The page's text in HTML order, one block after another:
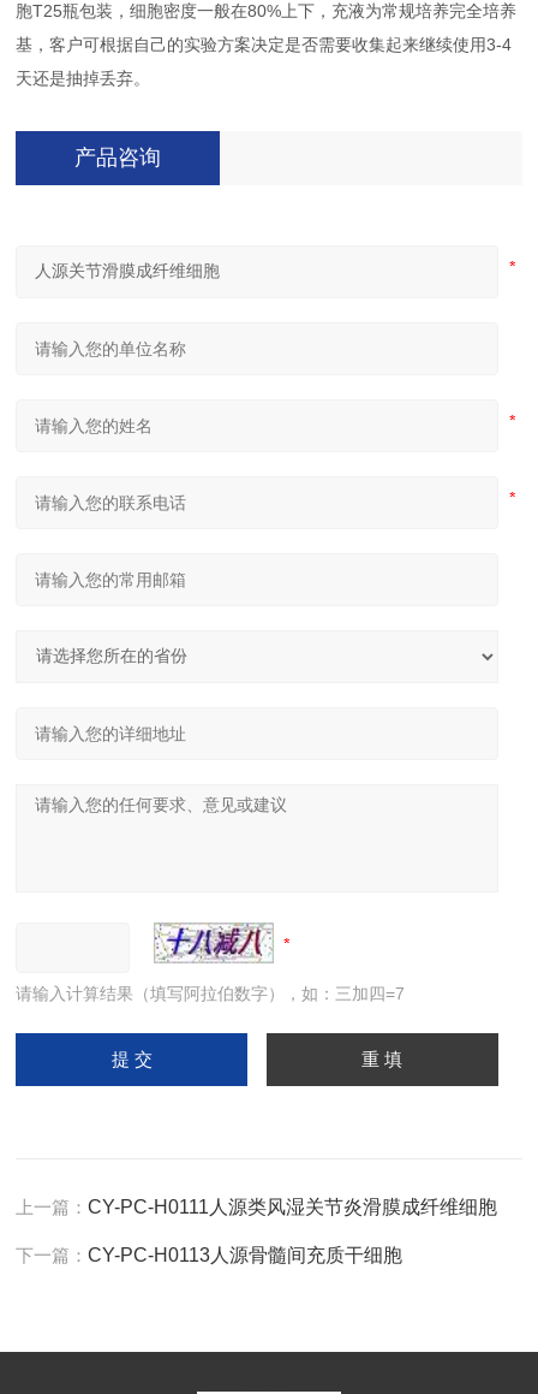
胞T25瓶包装，细胞密度一般在80%上下，充液为常规培养完全培养
基，客户可根据自己的实验方案决定是否需要收集起来继续使用3-4
天还是抽掉丢弃。
产品咨询
请输入计算结果（填写阿拉伯数字），如：三加四=7
上一篇：CY-PC-H0111人源类风湿关节炎滑膜成纤维细胞
下一篇：CY-PC-H0113人源骨髓间充质干细胞